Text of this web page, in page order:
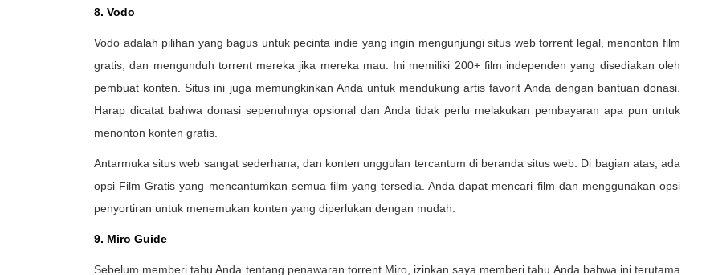
8. Vodo
Vodo adalah pilihan yang bagus untuk pecinta indie yang ingin mengunjungi situs web torrent legal, menonton film
gratis, dan mengunduh torrent mereka jika mereka mau. Ini memiliki 200+ film independen yang disediakan oleh
pembuat konten. Situs ini juga memungkinkan Anda untuk mendukung artis favorit Anda dengan bantuan donasi.
Harap dicatat bahwa donasi sepenuhnya opsional dan Anda tidak perlu melakukan pembayaran apa pun untuk
menonton konten gratis.
Antarmuka situs web sangat sederhana, dan konten unggulan tercantum di beranda situs web. Di bagian atas, ada
opsi Film Gratis yang mencantumkan semua film yang tersedia. Anda dapat mencari film dan menggunakan opsi
penyortiran untuk menemukan konten yang diperlukan dengan mudah.
9. Miro Guide
Sebelum memberi tahu Anda tentang penawaran torrent Miro, izinkan saya memberi tahu Anda bahwa ini terutama